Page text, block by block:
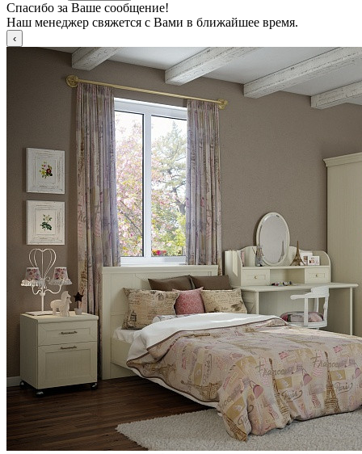
Спасибо за Ваше сообщение!
Наш менеджер свяжется с Вами в ближайшее время.